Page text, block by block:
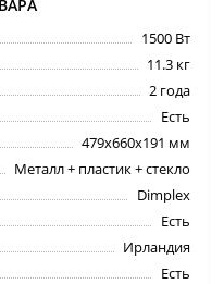
1500 Вт
11.3 кг
2 года
Есть
479x660x191 мм
Металл + пластик + стекло
Dimplex
Есть
Ирландия
Есть